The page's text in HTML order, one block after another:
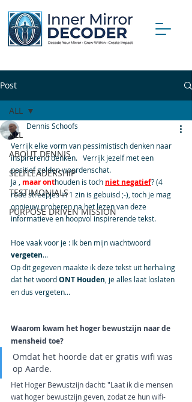
Post
ALL
ABOUT DENNIS
SELFLEADERSHIP
TESTIMONIALS
PURPOSE DRIVEN MISSION
ALL
Dennis Schoofs
Verrijk elke vorm van pessimistisch denken naar
inspirerend denken.   Verrijk jezelf met een
positief gelden woordenschat.
Ja , maar onthouden is toch niet negatief? (4
rode streepjes in 1 zin is gebuisd ;-), toch je mag
opnieuw proberen na het lezen van deze
informatieve en hoopvol inspirerende tekst.
Hoe vaak voor je : Ik ben mijn wachtwoord
vergeten...
Op dit gegeven maakte ik deze tekst uit herhaling
dat het woord ONT Houden , je alles laat loslaten
en dus vergeten...
Waarom kwam het hoger bewustzijn naar de
mensheid toe?
Omdat het hoorde dat er gratis wifi was
op Aarde.
Het Hoger Bewustzijn dacht: "Laat ik die mensen
wat hoger bewustzijn geven, zodat ze hun wifi-